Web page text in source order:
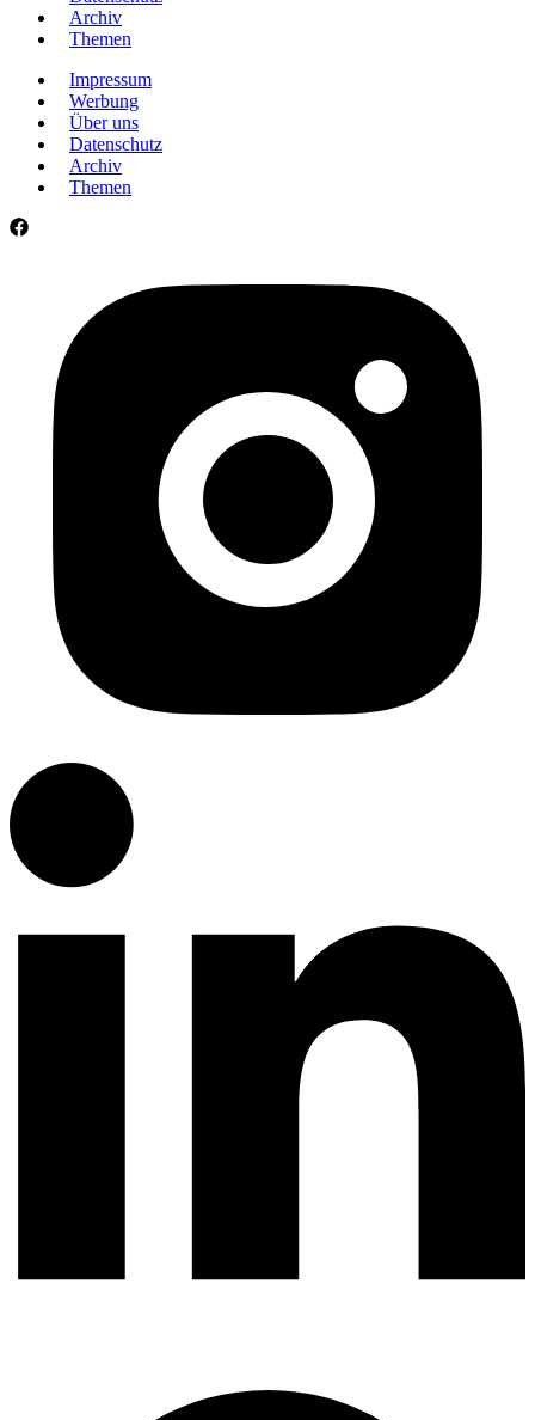
Archiv
Themen
Impressum
Werbung
Über uns
Datenschutz
Archiv
Themen